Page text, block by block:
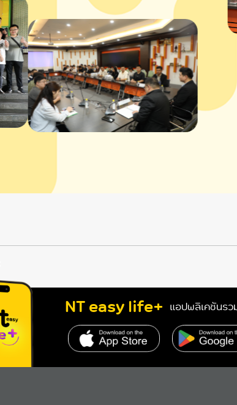
NT easy life+ แอปพลิเคชันร